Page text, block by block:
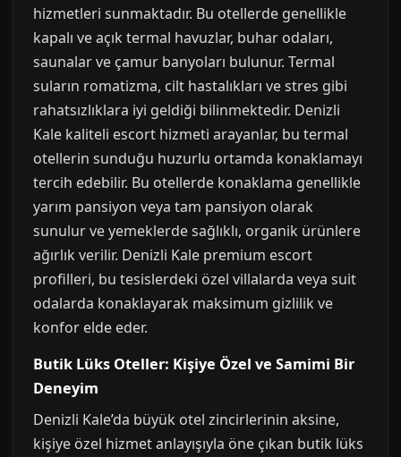
hizmetleri sunmaktadır. Bu otellerde genellikle
kapalı ve açık termal havuzlar, buhar odaları,
saunalar ve çamur banyoları bulunur. Termal
suların romatizma, cilt hastalıkları ve stres gibi
rahatsızlıklara iyi geldiği bilinmektedir. Denizli
Kale kaliteli escort hizmeti arayanlar, bu termal
otellerin sunduğu huzurlu ortamda konaklamayı
tercih edebilir. Bu otellerde konaklama genellikle
yarım pansiyon veya tam pansiyon olarak
sunulur ve yemeklerde sağlıklı, organik ürünlere
ağırlık verilir. Denizli Kale premium escort
profilleri, bu tesislerdeki özel villalarda veya suit
odalarda konaklayarak maksimum gizlilik ve
konfor elde eder.
Butik Lüks Oteller: Kişiye Özel ve Samimi Bir
Deneyim
Denizli Kale’da büyük otel zincirlerinin aksine,
kişiye özel hizmet anlayışıyla öne çıkan butik lüks